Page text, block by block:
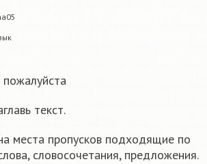
текст.
места пропусков подходящие по
словосочетания, предложения.